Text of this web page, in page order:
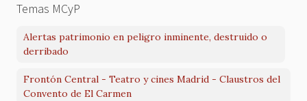
Temas MCyP
Alertas patrimonio en peligro inminente, destruido o
derribado
Frontón Central - Teatro y cines Madrid - Claustros del
Convento de El Carmen